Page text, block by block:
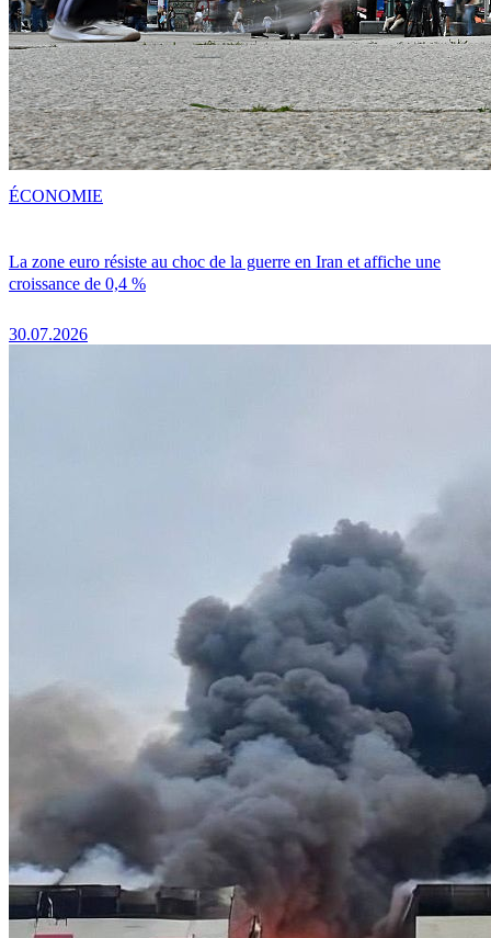
La zone euro résiste au choc de la guerre en Iran et affiche une
croissance de 0,4 %
30.07.2026
ÉCONOMIE